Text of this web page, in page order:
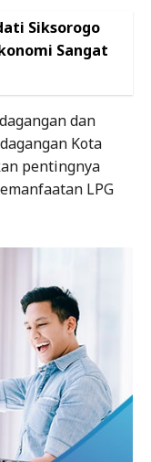
Siksorogo
Sangat
dan
Kota
pentingnya
LPG